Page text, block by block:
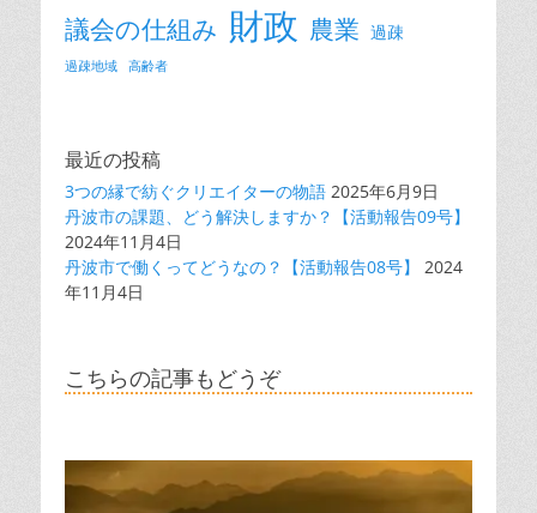
議会の仕組み 財政 農業 過疎
過疎地域 高齢者
最近の投稿
3つの縁で紡ぐクリエイターの物語 2025年6月9日
丹波市の課題、どう解決しますか？【活動報告09号】
2024年11月4日
丹波市で働くってどうなの？【活動報告08号】
2024
年11月4日
こちらの記事もどうぞ